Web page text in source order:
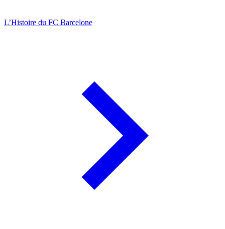
L’Histoire du FC Barcelone